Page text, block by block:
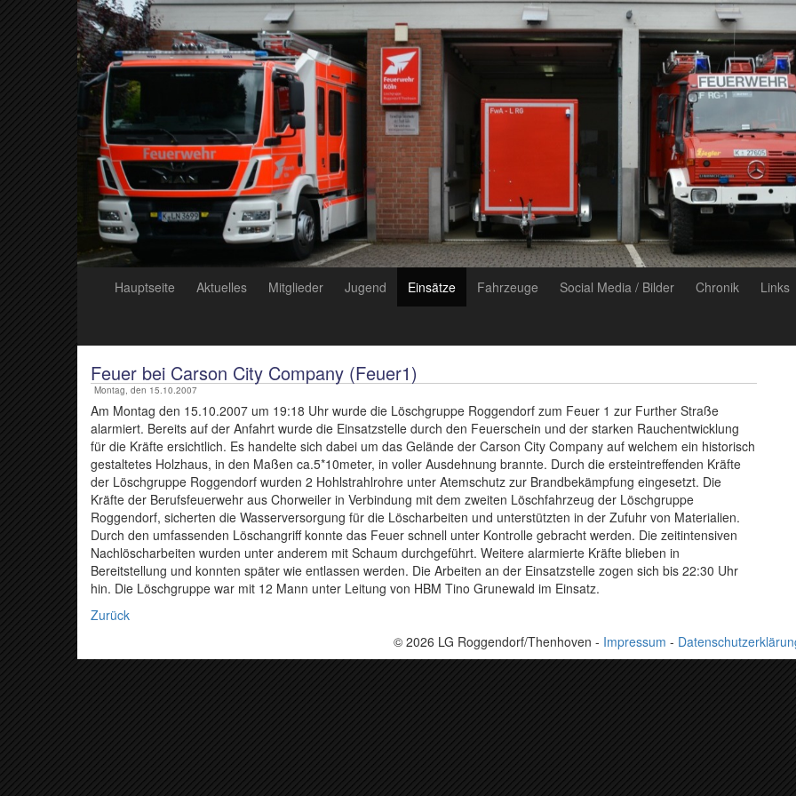
Hauptseite Aktuelles Mitglieder Jugend Einsätze Fahrzeuge Social Media / Bilder Chronik Links
Feuer bei Carson City Company (Feuer1)
Montag, den 15.10.2007
Am Montag den 15.10.2007 um 19:18 Uhr wurde die Löschgruppe Roggendorf zum Feuer 1 zur Further Straße
alarmiert. Bereits auf der Anfahrt wurde die Einsatzstelle durch den Feuerschein und der starken Rauchentwicklung
für die Kräfte ersichtlich. Es handelte sich dabei um das Gelände der Carson City Company auf welchem ein historisch
gestaltetes Holzhaus, in den Maßen ca.5*10meter, in voller Ausdehnung brannte. Durch die ersteintreffenden Kräfte
der Löschgruppe Roggendorf wurden 2 Hohlstrahlrohre unter Atemschutz zur Brandbekämpfung eingesetzt. Die
Kräfte der Berufsfeuerwehr aus Chorweiler in Verbindung mit dem zweiten Löschfahrzeug der Löschgruppe
Roggendorf, sicherten die Wasserversorgung für die Löscharbeiten und unterstützten in der Zufuhr von Materialien.
Durch den umfassenden Löschangriff konnte das Feuer schnell unter Kontrolle gebracht werden. Die zeitintensiven
Nachlöscharbeiten wurden unter anderem mit Schaum durchgeführt. Weitere alarmierte Kräfte blieben in
Bereitstellung und konnten später wie entlassen werden. Die Arbeiten an der Einsatzstelle zogen sich bis 22:30 Uhr
hin. Die Löschgruppe war mit 12 Mann unter Leitung von HBM Tino Grunewald im Einsatz.
Zurück
© 2026 LG Roggendorf/Thenhoven - Impressum -